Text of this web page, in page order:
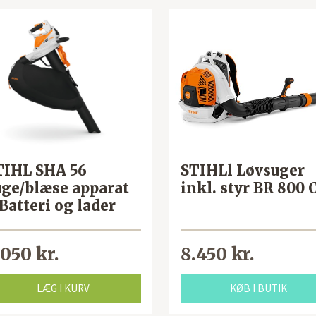
SHA 56
blæse apparat
og lader
kr.
LÆG I KURV
STIHLl Løvsuger
inkl. styr BR 800
8.450 kr.
KØB I BUTIK